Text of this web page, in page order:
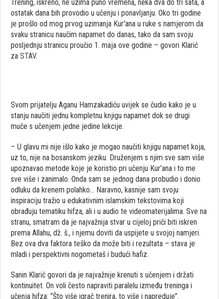
Trening, iskreno, ne uzima puno vremena, neka dva do tri sata, a
ostatak dana bih provodio u učenju i ponavljanju. Oko tri godine
je prošlo od mog prvog uzimanja Kur'ana u ruke s namjerom da
svaku stranicu naučim napamet do danas, tako da sam svoju
posljednju stranicu proučio 1. maja ove godine – govori Klarić
zaSTAV.
Svom prijatelju Aganu Hamzakadiću uvijek se čudio kako je u
stanju naučiti jednu kompletnu knjigu napamet dok se drugi
muče s učenjem jedne jedine lekcije.
– U glavu mi nije išlo kako je mogao naučiti knjigu napamet koja,
uz to, nije na bosanskom jeziku. Druženjem s njim sve sam više
upoznavao metode koje je koristio pri učenju Kur'ana i to me
sve više i zanimalo. Onda sam se jednog dana probudio i donio
odluku da krenem polahko… Naravno, kasnije sam svoju
inspiraciju tražio u edukativnim islamskim tekstovima koji
obrađuju tematiku hifza, ali i u audio te videomaterijalima. Sve na
stranu, smatram da je najvažnija stvar u cijeloj priči biti iskren
prema Allahu, dž. š., i njemu doviti da uspijete u svojoj namjeri.
Bez ova dva faktora teško da može biti i rezultata – stava je
mladi i perspektivni nogometaš i budući hafiz.
Sanin Klarić govori da je najvažnije krenuti s učenjem i držati
kontinuitet. On voli često napraviti paralelu između treninga i
učenja hifza: “Što više igrač trenira, to više i napreduje”.